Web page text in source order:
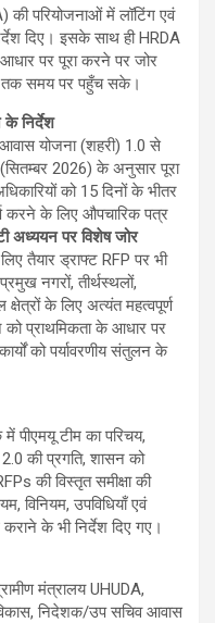
की परियोजनाओं में लॉटिंग एवं
दिए। इसके साथ ही HRDA
आधार पर पूरा करने पर जोर
तक समय पर पहुँच सके।
निर्देश
योजना (शहरी) 1.0 से
(सितम्बर 2026) के अनुसार पूरा
को 15 दिनों के भीतर
करने के लिए औपचारिक पत्र
अध्ययन पर विशेष जोर
तैयार ड्राफ्ट RFP पर भी
नगरों, तीर्थस्थलों,
के लिए अत्यंत महत्वपूर्ण
को प्राथमिकता के आधार पर
को पर्यावरणीय संतुलन के
पीएमयू टीम का परिचय,
की प्रगति, शासन को
की विस्तृत समीक्षा की
विनियम, उपविधियाँ एवं
के भी निर्देश दिए गए।
मंत्रालय UHUDA,
निदेशक/उप सचिव आवास